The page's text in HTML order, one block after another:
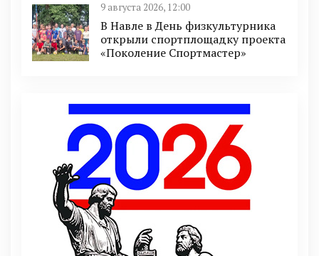
9 августа 2026, 12:00
В Навле в День физкультурника
открыли спортплощадку проекта
«Поколение Спортмастер»